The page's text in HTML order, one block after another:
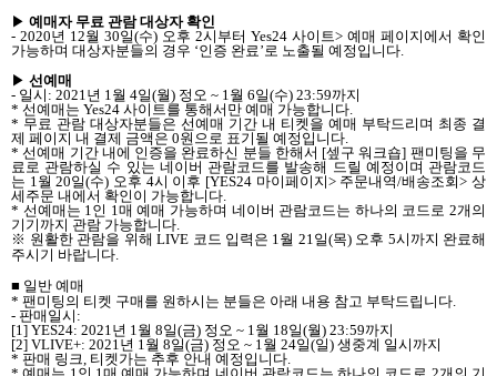
▶ 예매자 무료 관람 대상자 확인
- 2020년 12월 30일(수) 오후 2시부터 Yes24 사이트> 예매 페이지에서 확인
가능하며 대상자분들의 경우 ‘인증 완료’로 노출될 예정입니다.
▶ 선예매
- 일시 : 2021년 1월 4일(월) 정오 ~ 1월 6일(수) 23:59까지
* 선예매는 Yes24 사이트를 통해서만 예매 가능합니다.
* 무료 관람 대상자분들은 선예매 기간 내 티켓을 예매 부탁드리며 최종 결
제 페이지 내 결제 금액은 0원으로 표기될 예정입니다.
*선예매 기간 내에 인증을 완료하신 분들 한해서 [셒구 워크숍] 팬미팅을 무
료로 관람하실 수 있는 네이버 관람코드를 발송해 드릴 예정이며 관람코드
는 1월20일(수) 오후 4시 이후 [YES24 마이페이지> 주문내역/배송조회>상
세주문 내에서 확인이 가능합니다.
* 선예매는 1인 1매 예매 가능하며 네이버 관람코드는 하나의 코드로2개의
기기까지 관람 가능합니다.
※ 원활한 관람을 위해 LIVE 코드 입력은 1월 21일(목) 오후 5시까지 완료해
주시기 바랍니다.
■ 일반 예매
* 팬미팅의 티켓 구매를 원하시는 분들은 아래 내용 참고 부탁드립니다.
- 판매일시 :
[1] YES24: 2021년 1월 8일(금) 정오 ~ 1월 18일(월) 23:59까지
[2] VLIVE+: 2021년 1월 8일(금) 정오 ~ 1월 24일(일) 생중계 일시까지
* 판매 링크, 티켓가는 추후 안내 예정입니다.